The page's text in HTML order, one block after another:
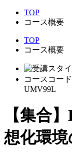
TOP
コース概要
TOP
コース概要
コースコード
UMV99L
【集合
想化環